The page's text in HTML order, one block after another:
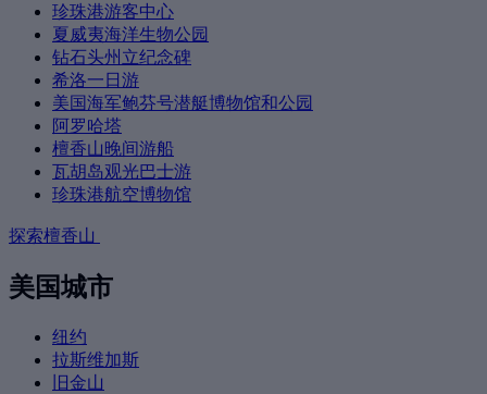
珍珠港游客中心
夏威夷海洋生物公园
钻石头州立纪念碑
希洛一日游
美国海军鲍芬号潜艇博物馆和公园
阿罗哈塔
檀香山晚间游船
瓦胡岛观光巴士游
珍珠港航空博物馆
探索檀香山
美国城市
纽约
拉斯维加斯
旧金山